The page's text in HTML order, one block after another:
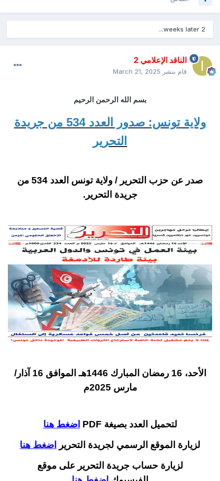
2 weeks later...
الناقد الإعلامي 2
قام بنشر March 21, 2025
بسم الله الرحمن الرحيم
ولاية تونس: صدور العدد 534 من جريدة
التحرير
صدر عن حزب التحرير / ولاية تونس العدد 534 من
جريدة التحرير.
الأحد، 16 رمضان المبارك 1446هـ الموافق 16 آذار/
مارس 2025م
لتحميل العدد بصيغة PDF
اضغط هنا
لزيارة الموقع الرسمي لجريدة التحرير
اضغط هنا
لزيارة حساب جريدة التحرير على موقع